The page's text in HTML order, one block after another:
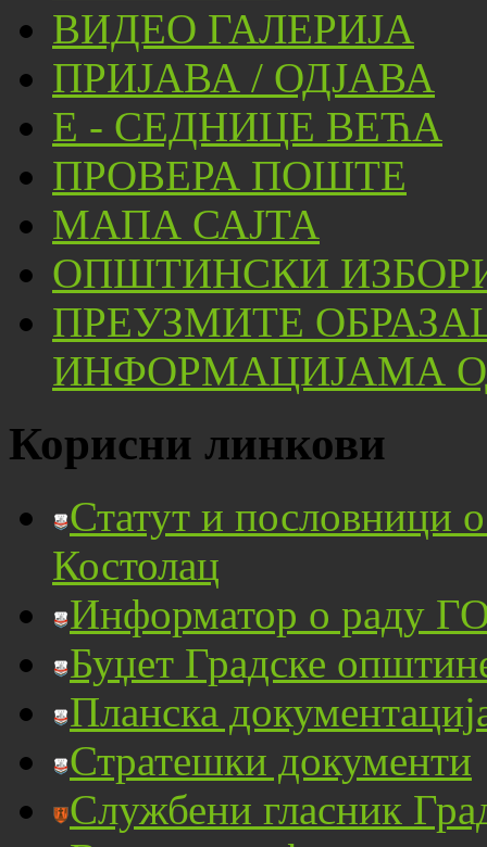
ВИДЕО ГАЛЕРИЈА
ПРИЈАВА / ОДЈАВА
Е - СЕДНИЦЕ ВЕЋА
ПРОВЕРА ПОШТЕ
МАПА САЈТА
ОПШТИНСКИ
ПРЕУЗМИТЕ
ИНФОРМАЦИЈАМА
Корисни линкови
Статут и пословници
Костолац
Информатор о раду
Буџет Градске
Планска
Стратешки документи
Службени гласник